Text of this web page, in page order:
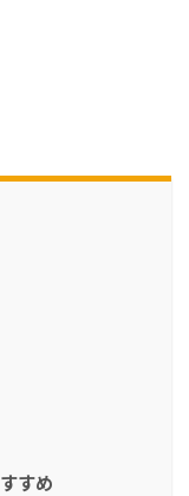
すめ